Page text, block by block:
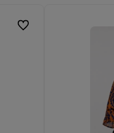
Do ulubionych